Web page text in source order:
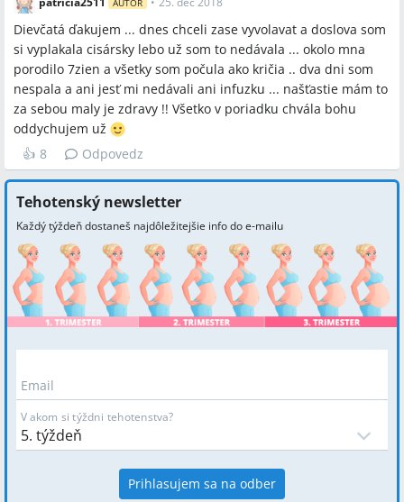
AUTOR
Dievčatá ďakujem ... dnes chceli zase vyvolavat a doslova som
si vyplakala cisársky lebo už som to nedávala ... okolo mna
porodilo 7zien a všetky som počula ako kričia .. dva dni som
nespala a ani jesť mi nedávali ani infuzku ... našťastie mám to
za sebou maly je zdravy !! Všetko v poriadku chvála bohu
oddychujem už
👍 8 Odpovedz
Tehotenský newsletter
Každý týždeň dostaneš najdôležitejšie info do e-mailu
Email
V akom si týždni tehotenstva?
Prihlasujem sa na odber